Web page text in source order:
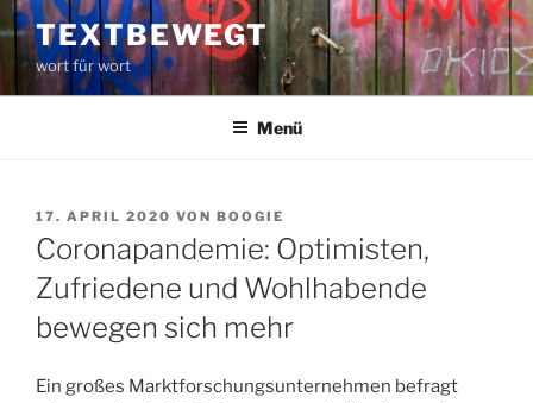
Zum
Inhalt
springen
TEXTBEWEGT
wort für wort
Menü
VERÖFFENTLICHT
AM
17. APRIL 2020 VON BOOGIE
Coronapandemie: Optimisten,
Zufriedene und Wohlhabende
bewegen sich mehr
Ein großes Marktforschungsunternehmen befragt